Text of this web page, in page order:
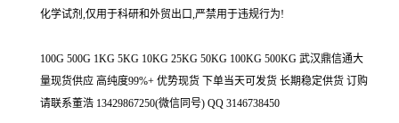
化学试剂,仅用于科研和外贸出口,严禁用于违规行为!
100G 500G 1KG 5KG 10KG 25KG 50KG 100KG 500KG 武汉鼎信通大
量现货供应 高纯度99%+ 优势现货 下单当天可发货 长期稳定供货 订购
请联系董浩 13429867250(微信同号) QQ 3146738450